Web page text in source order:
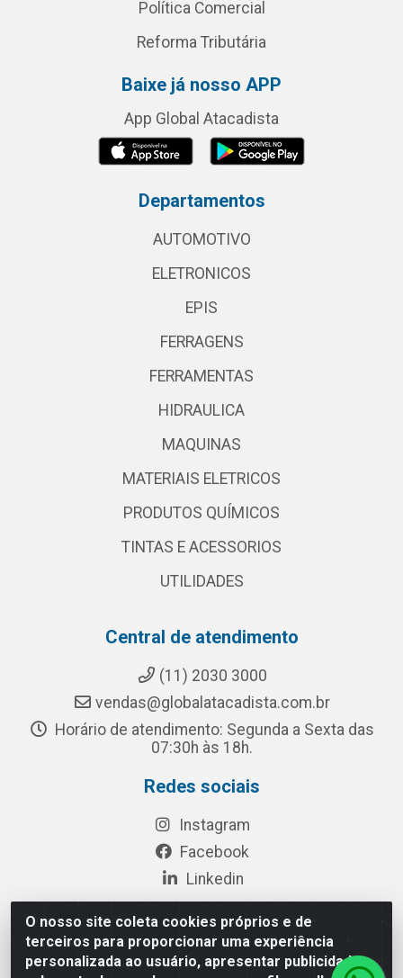
O nosso site coleta cookies próprios e de
terceiros para proporcionar uma experiência
personalizada ao usuário, apresentar publicidade
Política Comercial
Reforma Tributária
Baixe já nosso APP
App Global Atacadista
Departamentos
AUTOMOTIVO
ELETRONICOS
EPIS
FERRAGENS
FERRAMENTAS
HIDRAULICA
MAQUINAS
MATERIAIS ELETRICOS
PRODUTOS QUÍMICOS
TINTAS E ACESSORIOS
UTILIDADES
Central de atendimento
(11) 2030 3000
vendas@globalatacadista.com.br
Horário de atendimento: Segunda a Sexta das
07:30h às 18h.
Redes sociais
Instagram
Facebook
Linkedin
Rua Chipuê, 117 - S. Miguel Paulista São Paulo/SP - CEP
08010-260- CNPJ: 03.010.739/0001-72